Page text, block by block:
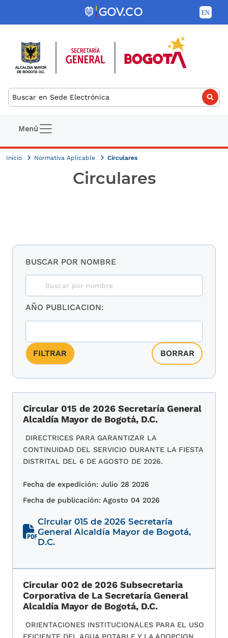
Pasar al contenido principal
Buscar
Navegación principal
Menú
Inicio Normativa Aplicable Circulares
Circulares
BUSCAR POR NOMBRE
AÑO PUBLICACION:
Circular 015 de 2026 Secretaría General
Alcaldía Mayor de Bogotá, D.C.
DIRECTRICES PARA GARANTIZAR LA
CONTINUIDAD DEL SERVICIO DURANTE LA FIESTA
DISTRITAL DEL 6 DE AGOSTO DE 2026.
Fecha de expedición: Julio 28 2026
Fecha de publicación: Agosto 04 2026
Circular 015 de 2026 Secretaría
General Alcaldía Mayor de Bogotá,
D.C.
Circular 002 de 2026 Subsecretaria
Corporativa de La Secretaría General
Alcaldía Mayor de Bogotá, D.C.
ORIENTACIONES INSTITUCIONALES PARA EL USO
EFICIENTE DEL AGUA POTABLE Y LA ADOPCION